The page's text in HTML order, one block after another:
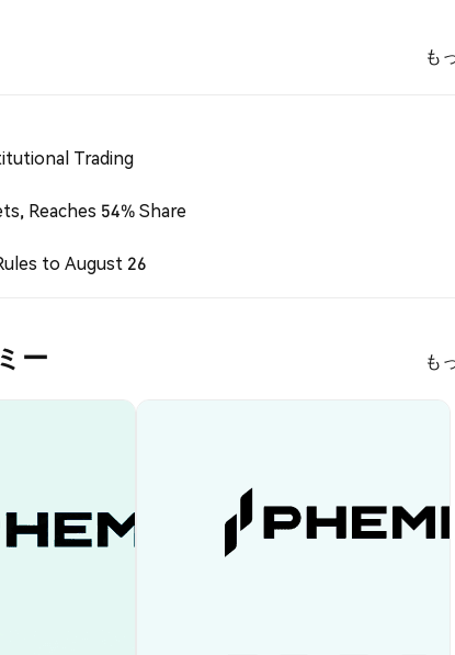
も
Trading
Reaches 54% Share
to August 26
ー も